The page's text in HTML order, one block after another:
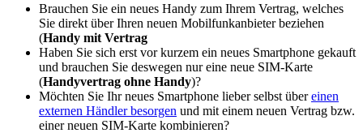
Brauchen Sie ein neues Handy zum Ihrem Vertrag, welches
Sie direkt über Ihren neuen Mobilfunkanbieter beziehen
(Handy mit Vertrag
Haben Sie sich erst vor kurzem ein neues Smartphone gekauft
und brauchen Sie deswegen nur eine neue SIM-Karte
(Handyvertrag ohne Handy)?
Möchten Sie Ihr neues Smartphone lieber selbst übereinen
externen Händler besorgen und mit einem neuen Vertrag bzw.
einer neuen SIM-Karte kombinieren?